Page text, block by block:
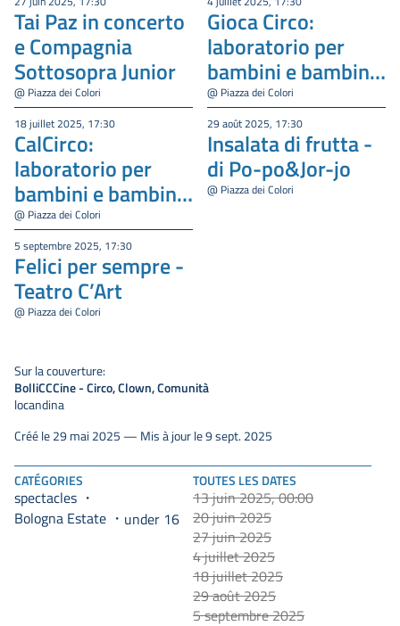
CATÉGORIES
spectacles
Bologna Estate
under 16
TOUTES LES DATES
13 juin 2025, 00:00
20 juin 2025
27 juin 2025
4 juillet 2025
18 juillet 2025
29 août 2025
5 septembre 2025
Tai Paz in concerto
e Compagnia
Sottosopra Junior
@ Piazza dei Colori
Gioca Circo:
laboratorio per
bambini e bambine
con Circo Sotto
Sopra
@ Piazza dei Colori
18 juillet 2025, 17:30
CalCirco:
laboratorio per
bambini e bambine
con Circo Sotto
Sopra
@ Piazza dei Colori
29 août 2025, 17:30
Insalata di frutta -
di Po-po&Jor-jo
@ Piazza dei Colori
5 septembre 2025, 17:30
Felici per sempre -
Teatro C’Art
@ Piazza dei Colori
Sur la couverture:
BolliCCCine - Circo, Clown, Comunità
locandina
Créé le 29 mai 2025 — Mis à jour le 9 sept. 2025